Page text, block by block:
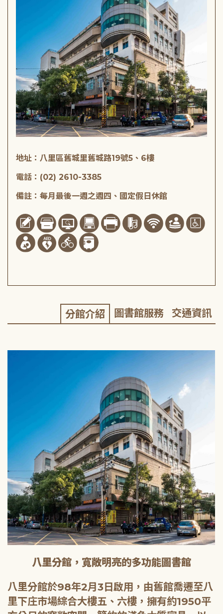
地址：八里區舊城里舊城路19號5、6樓
電話：(02) 2610-3385
備註：每月最後一週之週四、國定假日休館
分館介紹 圖書館服務 交通資訊
八里分館，寬敞明亮的多功能圖書館
八里分館於98年2月3日啟用，由舊館喬遷至八
里下庄市場綜合大樓五、六樓，擁有約1950平